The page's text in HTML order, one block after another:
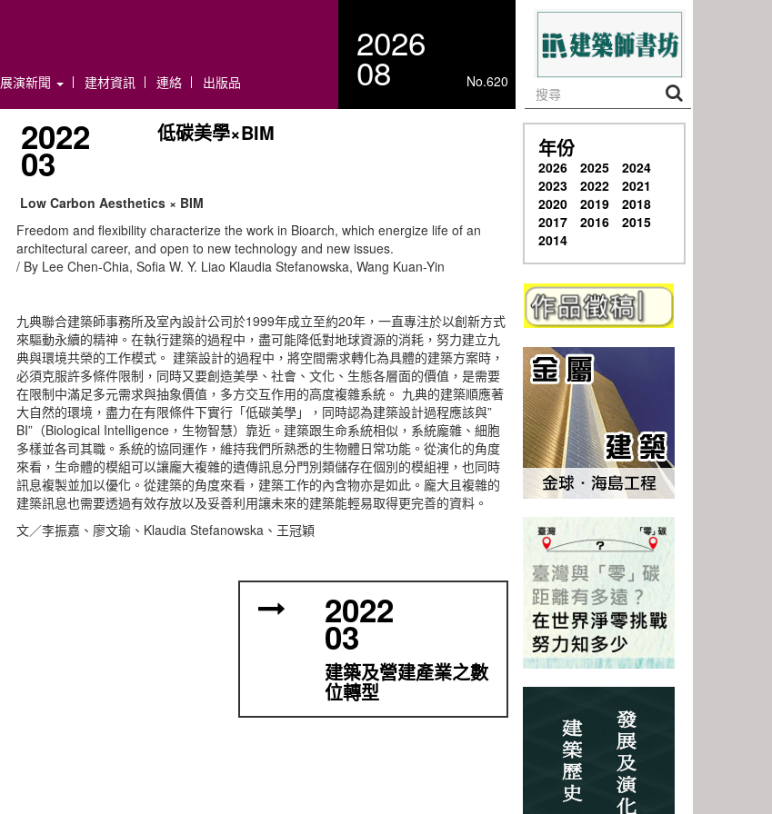
展演新聞 建材資訊 連絡 出版品
2026
08 No.620
2022
03
低碳美學×BIM
Low Carbon Aesthetics × BIM
Freedom and flexibility characterize the work in Bioarch, which energize life of an
architectural career, and open to new technology and new issues.
/ By Lee Chen-Chia, Sofia W. Y. Liao Klaudia Stefanowska, Wang Kuan-Yin
九典聯合建築師事務所及室內設計公司於1999年成立至約20年，一直專注於以創新方式
來驅動永續的精神。在執行建築的過程中，盡可能降低對地球資源的消耗，努力建立九
典與環境共榮的工作模式。 建築設計的過程中，將空間需求轉化為具體的建築方案時，
必須克服許多條件限制，同時又要創造美學、社會、文化、生態各層面的價值，是需要
在限制中滿足多元需求與抽象價值，多方交互作用的高度複雜系統。 九典的建築順應著
大自然的環境，盡力在有限條件下實行「低碳美學」，同時認為建築設計過程應該與”
BI”（Biological Intelligence，生物智慧）靠近。建築跟生命系統相似，系統龐雜、細胞
多樣並各司其職。系統的協同運作，維持我們所熟悉的生物體日常功能。從演化的角度
來看，生命體的模組可以讓龐大複雜的遺傳訊息分門別類儲存在個別的模組裡，也同時
訊息複製並加以優化。從建築的角度來看，建築工作的內含物亦是如此。龐大且複雜的
建築訊息也需要透過有效存放以及妥善利用讓未來的建築能輕易取得更完善的資料。
文／李振嘉、廖文瑜、Klaudia Stefanowska、王冠穎
2022
03
建築及營建產業之數
位轉型
年份
2026 2025
2024
2023
2022
2021
2020
2019
2018
2017
2016
2015
2014